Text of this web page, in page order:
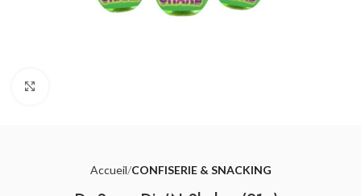
Accueil CONFISERIE & SNACKING